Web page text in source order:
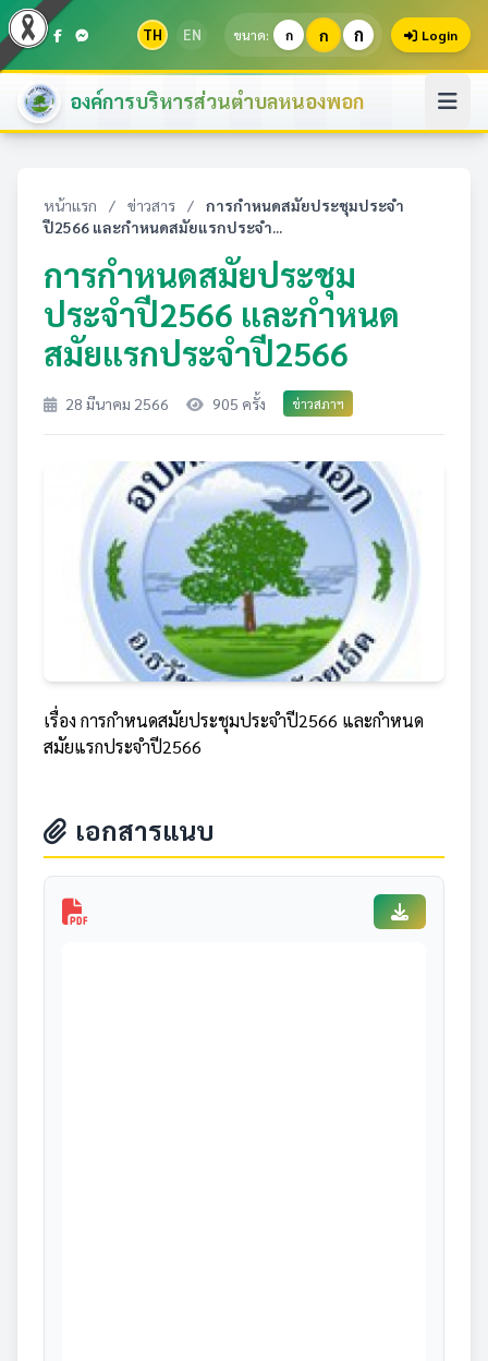
TH EN ขนาด: ก ก ก Login
องค์การบริหารส่วนตำบลหนองพอก
หน้าแรก / ข่าวสาร /
การกำหนดสมัยประชุมประจำ
ปี2566 และกำหนดสมัยแรกประจำ...
การกำหนดสมัยประชุม
ประจำปี2566 และกำหนด
สมัยแรกประจำปี2566
28 มีนาคม 2566 905 ครั้ง ข่าวสภาฯ
เรื่อง การกำหนดสมัยประชุมประจำปี2566 และกำหนด
สมัยแรกประจำปี2566
เอกสารแนบ